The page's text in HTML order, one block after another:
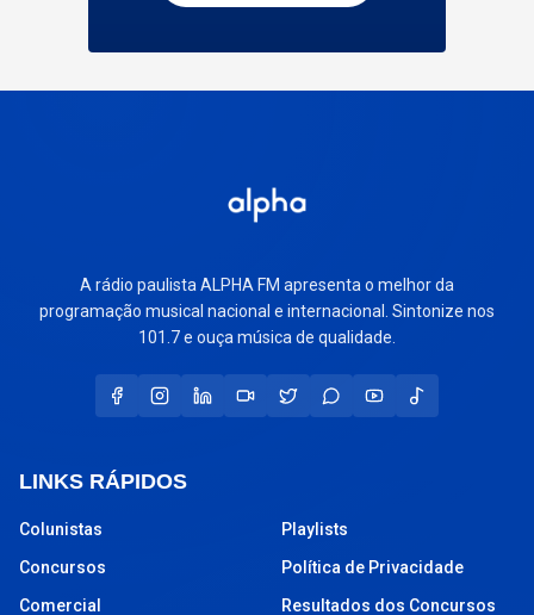
A rádio paulista ALPHA FM apresenta o melhor da
programação musical nacional e internacional. Sintonize nos
101.7 e ouça música de qualidade.
LINKS RÁPIDOS
Colunistas
Concursos
Comercial
Playlists
Política de Privacidade
Resultados dos Concursos